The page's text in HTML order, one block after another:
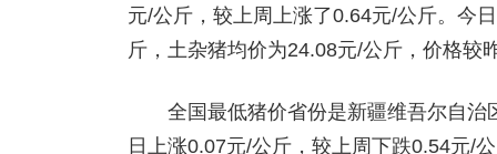
元/公斤，较上周上涨了0.64元/公斤。今
斤，土杂猪均价为24.08元/公斤，价格较
全国最低猪价省份是新疆维吾尔自治
日上涨0.07元/公斤，较上周下跌0.54元/